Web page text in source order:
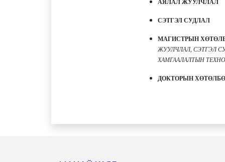
АЯЛАЛ ЖУУЛЧЛАЛ
СЭТГЭЛ СУДЛАЛ
МАГИСТРЫН
ЖУУЛЧЛАЛ, СЭТГЭЛ
ХАМГААЛАЛТЫН
ДОКТОРЫН